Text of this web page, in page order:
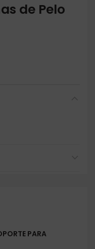
de Pelo
PARA